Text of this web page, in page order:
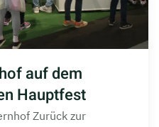
auf dem
Hauptfest
Zurück zur